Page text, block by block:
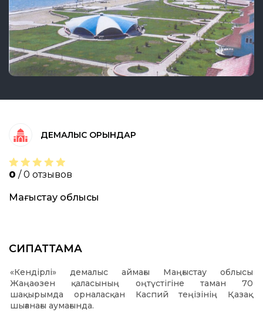
ДЕМАЛЫС ОРЫНДАР
0 / 0 отзывов
Маңғыстау облысы
СИПАТТАМА
«Кендірлі» демалыс аймағы Маңғыстау облысы
Жаңаөзен қаласының оңтүстігіне таман 70
шақырымда орналасқан Каспий теңізінің Қазақ
шығанағы аумағында.